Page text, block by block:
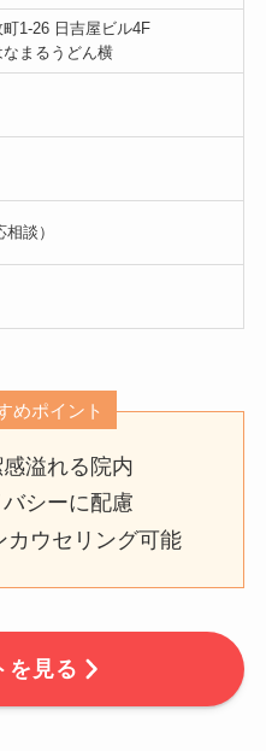
1-26 日吉屋ビル4F
まるうどん横
談）
めポイント
溢れる院内
シーに配慮
カウセリング可能
を見る